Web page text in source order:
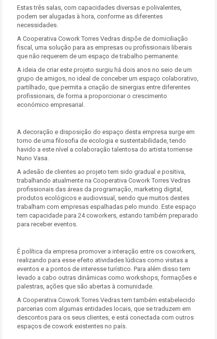
Estas três salas, com capacidades diversas e polivalentes,
podem ser alugadas à hora, conforme as diferentes
necessidades.
A Cooperativa Cowork Torres Vedras dispõe de domiciliação
fiscal, uma solução para as empresas ou profissionais liberais
que não requerem de um espaço de trabalho permanente.
A ideia de criar este projeto surgiu há dois anos no seio de um
grupo de amigos, no ideal de conceber um espaço colaborativo,
partilhado, que permita a criação de sinergias entre diferentes
profissionais, de forma a proporcionar o crescimento
económico empresarial.
A decoração e disposição do espaço desta empresa surge em
torno de uma filosofia de ecologia e sustentabilidade, tendo
havido a este nível a colaboração talentosa do artista torriense
Nuno Vasa.
A adesão de clientes ao projeto tem sido gradual e positiva,
trabalhando atualmente na Cooperativa Cowork Torres Vedras
profissionais das áreas da programação, marketing digital,
produtos ecológicos e audiovisual, sendo que muitos destes
trabalham com empresas espalhadas pelo mundo. Este espaço
tem capacidade para 24 coworkers, estando também preparado
para receber eventos.
É política da empresa promover a interação entre os coworkers,
realizando para esse efeito atividades lúdicas como visitas a
eventos e a pontos de interesse turístico. Para além disso tem
levado a cabo outras dinâmicas como workshops, formações e
palestras, ações que são abertas à comunidade.
A Cooperativa Cowork Torres Vedras tem também estabelecido
parcerias com algumas entidades locais, que se traduzem em
descontos para os seus clientes, e está conectada com outros
espaços de cowork existentes no país.